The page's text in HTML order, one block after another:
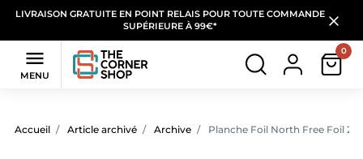
LIVRAISON GRATUITE EN POINT RELAIS POUR TOUTE COMMANDE
SUPÉRIEURE À 99€*

MENU
0
Accueil Article archivé Archive Planche Foil North Free Foil